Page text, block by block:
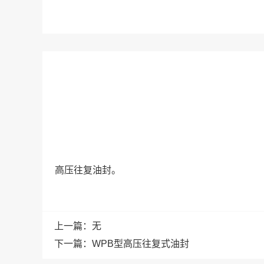
高压往复油封。
上一篇： 无
下一篇： WPB型高压往复式油封